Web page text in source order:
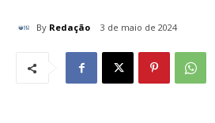
By Redação 3 de maio de 2024